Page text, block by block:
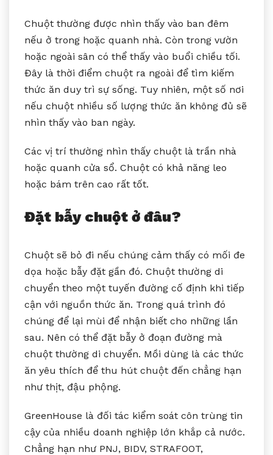
Chuột thường được nhìn thấy vào ban đêm
nếu ở trong hoặc quanh nhà. Còn trong vườn
hoặc ngoài sân có thể thấy vào buổi chiều tối.
Đây là thời điểm chuột ra ngoài để tìm kiếm
thức ăn duy trì sự sống. Tuy nhiên, một số nơi
nếu chuột nhiều số lượng thức ăn không đủ sẽ
nhìn thấy vào ban ngày.
Các vị trí thường nhìn thấy chuột là trần nhà
hoặc quanh cửa sổ. Chuột có khả năng leo
hoặc bám trên cao rất tốt.
Đặt bẫy chuột ở đâu?
Chuột sẽ bỏ đi nếu chúng cảm thấy có mối đe
dọa hoặc bẫy đặt gần đó. Chuột thường di
chuyển theo một tuyến đường cố định khi tiếp
cận với nguồn thức ăn. Trong quá trình đó
chúng để lại mùi để nhận biết cho những lần
sau. Nên có thể đặt bẫy ở đoạn đường mà
chuột thường di chuyển. Mồi dùng là các thức
ăn yêu thích để thu hút chuột đến chẳng hạn
như thịt, đậu phộng.
GreenHouse là đối tác kiểm soát côn trùng tin
cậy của nhiều doanh nghiệp lớn khắp cả nước.
Chẳng hạn như PNJ, BIDV, STRAFOOT,